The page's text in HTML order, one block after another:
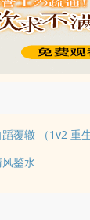
蹈覆辙 （1v2 重
鉴水